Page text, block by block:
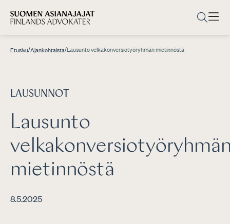
Etusivu/Ajankohtaista/Lausunto velkakonversiotyöryhmän mietinnöstä
LAUSUNNOT
Lausunto
mietinnöstä
8.5.2025